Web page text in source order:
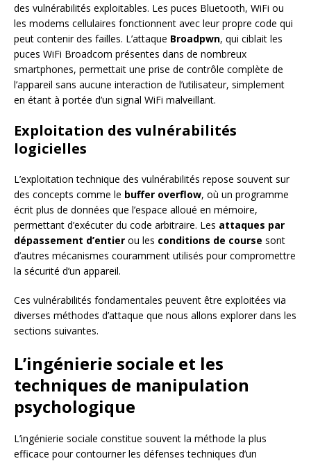
des vulnérabilités exploitables. Les puces Bluetooth, WiFi ou
les modems cellulaires fonctionnent avec leur propre code qui
peut contenir des failles. L’attaque Broadpwn, qui ciblait les
puces WiFi Broadcom présentes dans de nombreux
smartphones, permettait une prise de contrôle complète de
l’appareil sans aucune interaction de l’utilisateur, simplement
en étant à portée d’un signal WiFi malveillant.
Exploitation des vulnérabilités
logicielles
L’exploitation technique des vulnérabilités repose souvent sur
des concepts comme le buffer overflow, où un programme
écrit plus de données que l’espace alloué en mémoire,
permettant d’exécuter du code arbitraire. Les attaques par
dépassement d’entier ou les conditions de course sont
d’autres mécanismes couramment utilisés pour compromettre
la sécurité d’un appareil.
Ces vulnérabilités fondamentales peuvent être exploitées via
diverses méthodes d’attaque que nous allons explorer dans les
sections suivantes.
L’ingénierie sociale et les
techniques de manipulation
psychologique
L’ingénierie sociale constitue souvent la méthode la plus
efficace pour contourner les défenses techniques d’un